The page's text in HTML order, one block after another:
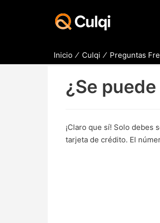
Inicio Culqi Preguntas
¿Se
¡Claro que sí! Solo debes
tarjeta de crédito. El